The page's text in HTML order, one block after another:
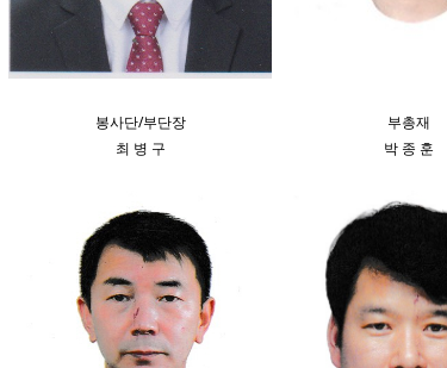
봉사단/부단장
부총재
최 병 구 박 종 훈